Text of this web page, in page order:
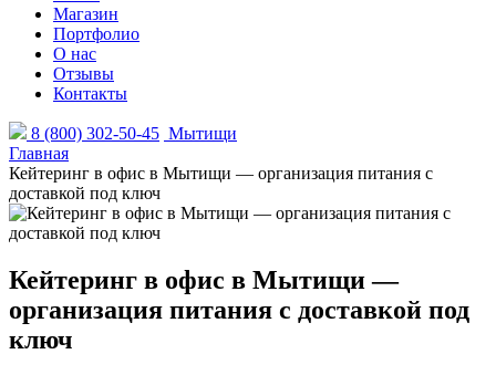
Магазин
Портфолио
О нас
Отзывы
Контакты
8 (800) 302-50-45 Мытищи
Главная
Кейтеринг в офис в Мытищи — организация питания с
доставкой под ключ
Кейтеринг в офис в Мытищи —
организация питания с доставкой под
ключ